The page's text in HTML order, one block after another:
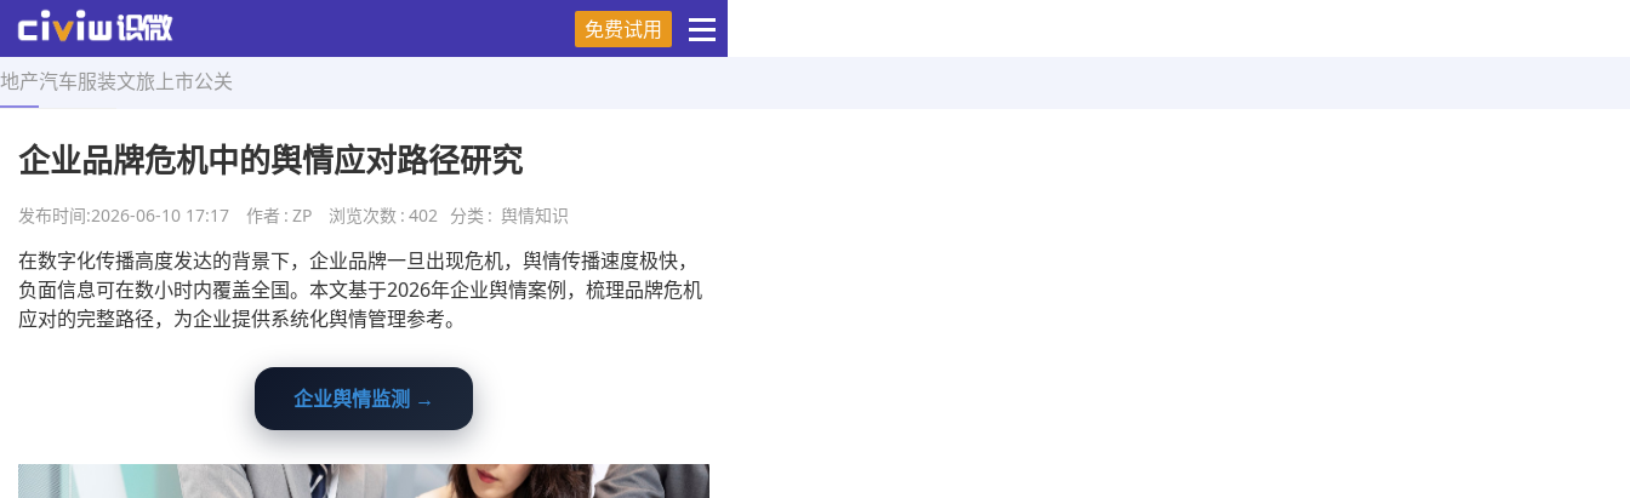
免费试用
地产汽车服装文旅 上市公关
首页 > 舆情知识 > 正文
企业品牌危机中的舆情应对路径研究
发布时间:2026-06-10 17:17 作者 : ZP 浏览次数 : 402 分类 : 舆情知识
在数字化传播高度发达的背景下，企业品牌一旦出现危机，舆情传播速度极快，
负面信息可在数小时内覆盖全国。本文基于2026年企业舆情案例，梳理品牌危机
应对的完整路径，为企业提供系统化舆情管理参考。
企业舆情监测 →